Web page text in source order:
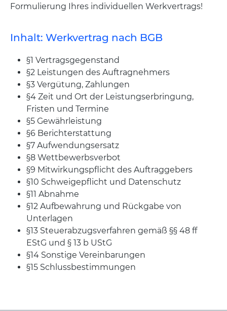
Formulierung Ihres individuellen Werkvertrags!
Inhalt: Werkvertrag nach BGB
§1 Vertragsgegenstand
§2 Leistungen des Auftragnehmers
§3 Vergütung, Zahlungen
§4 Zeit und Ort der Leistungserbringung,
Fristen und Termine
§5 Gewährleistung
§6 Berichterstattung
§7 Aufwendungsersatz
§8 Wettbewerbsverbot
§9 Mitwirkungspflicht des Auftraggebers
§10 Schweigepflicht und Datenschutz
§11 Abnahme
§12 Aufbewahrung und Rückgabe von
Unterlagen
§13 Steuerabzugsverfahren gemäß §§ 48 ff
EStG und § 13 b UStG
§14 Sonstige Vereinbarungen
§15 Schlussbestimmungen